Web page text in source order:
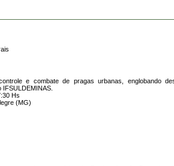
e combate de pragas urbanas, englobando
Hs
(MG)